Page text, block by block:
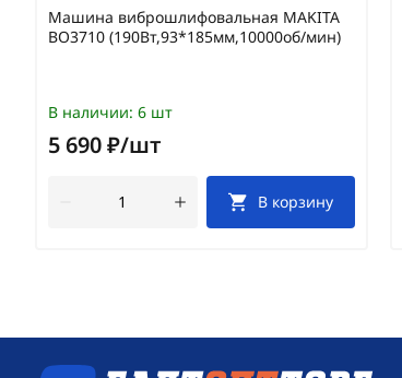
Машина виброшлифовальная MAKITA
BO3710 (190Вт,93*185мм,10000об/мин)
В наличии: 6 шт
5 690 ₽/шт
В корзину